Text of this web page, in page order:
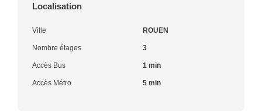
Localisation
Ville ROUEN
Nombre étages 3
Accès Bus 1 min
Accès Métro 5 min